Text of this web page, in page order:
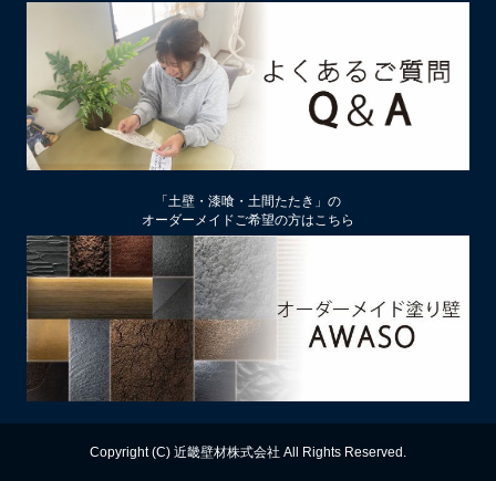
土壁リフォーム時アクが出たり、出なかったりするのはなぜ？
2026/02/12
土壁仕上げ材「塗ってくれい」「やすらぎ」の色をうすく、淡
くするには
2026/01/22
厚付け補修用中塗り漆喰ドカッと！は滑らかな表面にもできる
2026/01/09
【塗り替え下地処理】ビニールクロスは剥がさず下地処理する
のがおすすめ
2025/12/13
漆喰の上に土壁は塗れるのか？
「土壁・漆喰・土間たたき」の
オーダーメイドご希望の方はこちら
Copyright (C) 近畿壁材株式会社 All Rights Reserved.